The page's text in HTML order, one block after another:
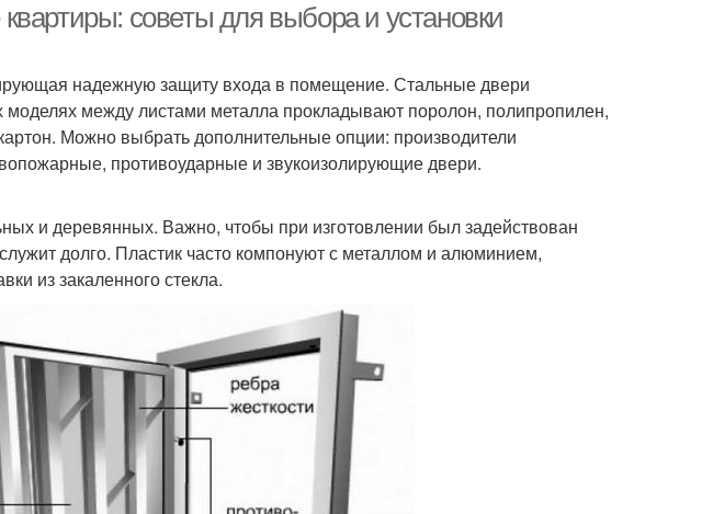
советы для выбора и установки
надежную защиту входа в помещение. Стальные двери
между листами металла прокладывают поролон, полипропилен,
Можно выбрать дополнительные опции: производители
противоударные и звукоизолирующие двери.
и деревянных. Важно, чтобы при изготовлении был задействован
долго. Пластик часто компонуют с металлом и алюминием,
из закаленного стекла.